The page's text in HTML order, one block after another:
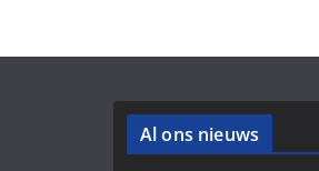
Al ons nieuws